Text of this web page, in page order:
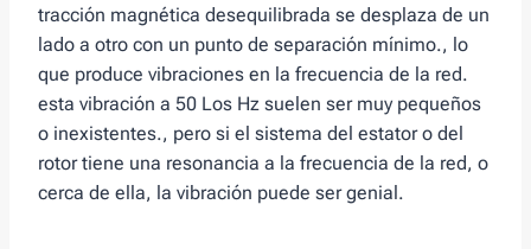
tracción magnética desequilibrada se desplaza de un
lado a otro con un punto de separación mínimo., lo
que produce vibraciones en la frecuencia de la red.
esta vibración a 50 Los Hz suelen ser muy pequeños
o inexistentes., pero si el sistema del estator o del
rotor tiene una resonancia a la frecuencia de la red, o
cerca de ella, la vibración puede ser genial.